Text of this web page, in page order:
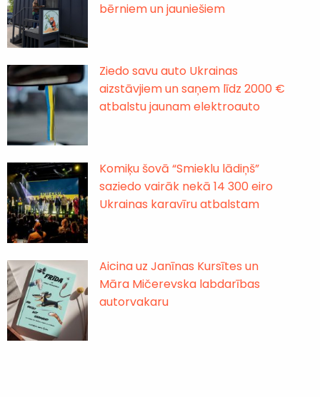
bērniem un jauniešiem
Ziedo savu auto Ukrainas
aizstāvjiem un saņem līdz 2000 €
atbalstu jaunam elektroauto
Komiķu šovā “Smieklu lādiņš”
saziedo vairāk nekā 14 300 eiro
Ukrainas karavīru atbalstam
Aicina uz Janīnas Kursītes un
Māra Mičerevska labdarības
autorvakaru